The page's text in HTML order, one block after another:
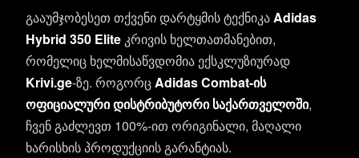
გააუმჯობესეთ თქვენი დარტყმის ტექნიკაAdidas
Hybrid 350 Elite კრივის ხელთათმანებით,
რომელიც ხელმისაწვდომია ექსკლუზიურად
Krivi.ge-ზე. როგორცAdidas Combat-ის
ოფიციალური დისტრიბუტორი საქართველოში,
ჩვენ გაძლევთ 100%-ით ორიგინალი, მაღალი
ხარისხის პროდუქციის გარანტიას.